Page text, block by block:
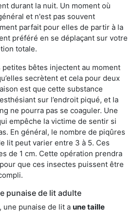
durant la nuit. Un moment où
et n'est pas souvent
parfait pour elles de partir à la
préféré en se déplaçant sur votre
totale.
bêtes injectent au moment
secrètent et cela pour deux
est que cette substance
sur l’endroit piqué, et la
ne pourra pas se coaguler. Une
empêche la victime de sentir si
En général, le nombre de piqûres
lit peut varier entre 3 à 5. Ces
de 1 cm. Cette opération prendra
que ces insectes puissent être
punaise de lit adulte
une punaise de lit a une taille